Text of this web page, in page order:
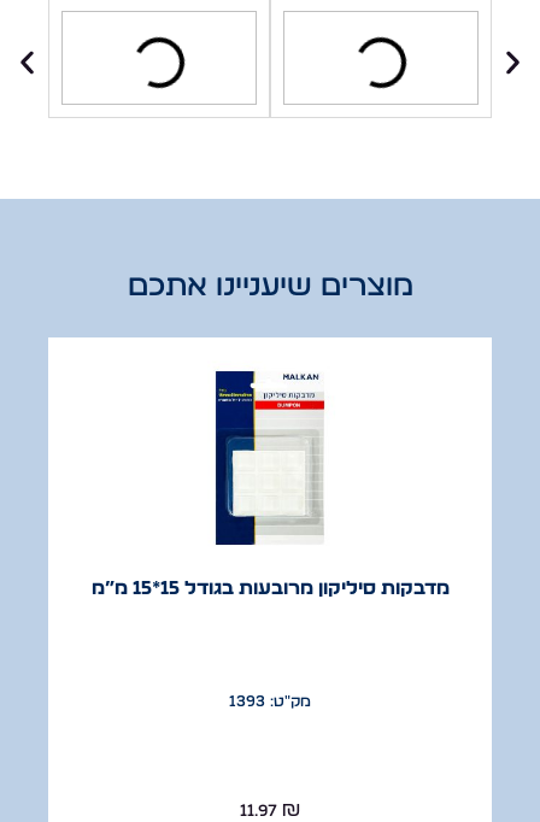
מוצרים שיעניינו אתכם
מדבקות סיליקון מרובעות בגודל 15*15 מ”מ
מק"ט: 1393
11.97₪